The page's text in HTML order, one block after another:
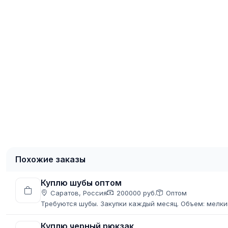
Похожие заказы
Куплю шубы оптом
Саратов, Россия 200000 руб.
Оптом
Требуются шубы. Закупки каждый месяц. Объем:
Куплю черный рюкзак